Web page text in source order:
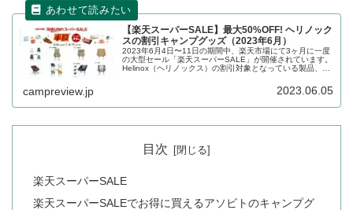
【楽天スーパーSALE】最大50%OFF! ヘリノック
スの割引キャンプグッズ（2023年6月）
2023年6月4日〜11日の期間中、楽天市場にて3ヶ月に一度
の大型セール「楽天スーパーSALE」が開催されています。
Helinox（ヘリノックス）の割引対象となっている製品、販
campreview.jp 2023.06.05
目次
楽天スーパーSALE
楽天スーパーSALEでお得に買えるアソビトのキャンプグ